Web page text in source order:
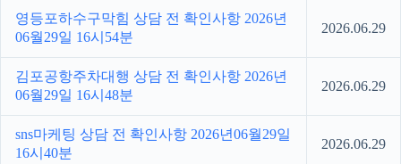
영등포하수구막힘 상담 전 확인사항 2026년
06월29일 16시54분
2026.06.29
김포공항주차대행 상담 전 확인사항 2026년
06월29일 16시48분
2026.06.29
sns마케팅 상담 전 확인사항 2026년06월29일
16시40분
2026.06.29